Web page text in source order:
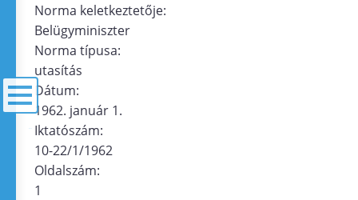
Norma keletkeztetője:
Belügyminiszter
Norma típusa:
utasítás
Dátum:
1962. január 1.
Iktatószám:
10-22/1/1962
Oldalszám:
1